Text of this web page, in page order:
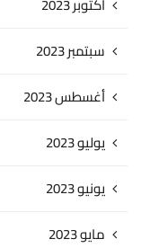
سبتمبر 2023
أغسطس 2023
يوليو 2023
يونيو 2023
مايو 2023